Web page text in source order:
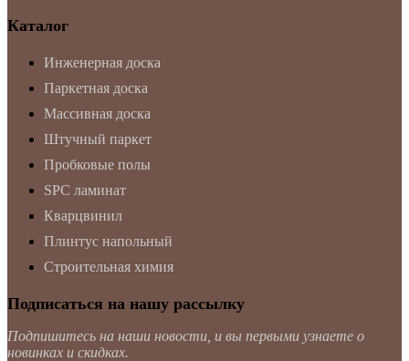
Каталог
Инженерная доска
Паркетная доска
Массивная доска
Штучный паркет
Пробковые полы
SPC ламинат
Кварцвинил
Плинтус напольный
Строительная химия
Подписаться на нашу рассылку
Подпишитесь на наши новости, и вы первыми узнаете о
новинках и скидках.